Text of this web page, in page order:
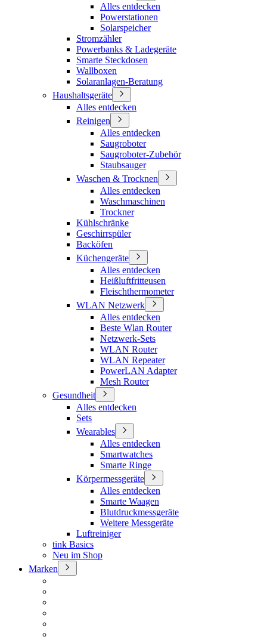
Alles entdecken
Powerstationen
Solarspeicher
Stromzähler
Powerbanks & Ladegeräte
Smarte Steckdosen
Wallboxen
Solaranlagen-Beratung
Haushaltsgeräte
Alles entdecken
Reinigen
Alles entdecken
Saugroboter
Saugroboter-Zubehör
Staubsauger
Waschen & Trocknen
Alles entdecken
Waschmaschinen
Trockner
Kühlschränke
Geschirrspüler
Backöfen
Küchengeräte
Alles entdecken
Heißluftfritteusen
Fleischthermometer
WLAN Netzwerk
Alles entdecken
Beste Wlan Router
Netzwerk-Sets
WLAN Router
WLAN Repeater
PowerLAN Adapter
Mesh Router
Gesundheit
Alles entdecken
Sets
Wearables
Alles entdecken
Smartwatches
Smarte Ringe
Körpermessgeräte
Alles entdecken
Smarte Waagen
Blutdruckmessgeräte
Weitere Messgeräte
Luftreiniger
tink Basics
Neu im Shop
Marken